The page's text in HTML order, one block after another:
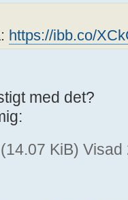
https://ibb.co/
med det?
KiB)